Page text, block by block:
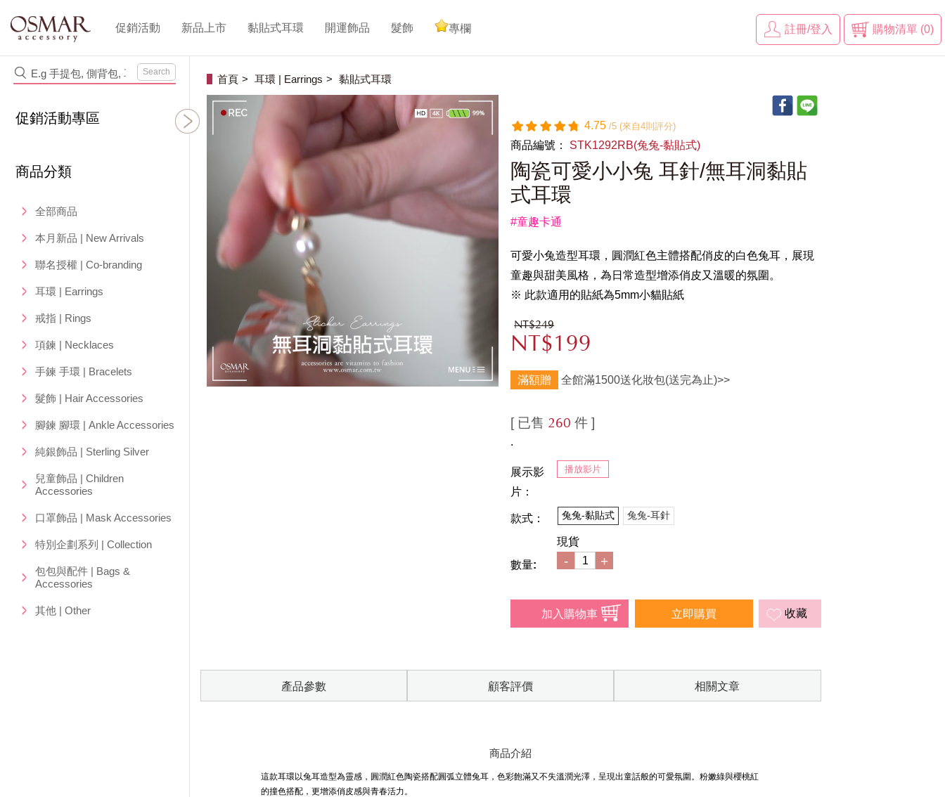
促銷活動 新品上市 黏貼式耳環 開運飾品 髮飾 專欄 購物清單 (0)
註冊/登入
Search
促銷活動專區
商品分類
全部商品
本月新品 | New Arrivals
聯名授權 | Co-branding
耳環 | Earrings
戒指 | Rings
項鍊 | Necklaces
手鍊 手環 | Bracelets
髮飾 | Hair Accessories
腳鍊 腳環 | Ankle Accessories
純銀飾品 | Sterling Silver
兒童飾品 | Children
Accessories
口罩飾品 | Mask Accessories
特別企劃系列 | Collection
包包與配件 | Bags &
Accessories
其他 | Other
首頁 耳環 | Earrings 黏貼式耳環
4.75/5 (來自4則評分)
商品編號： STK1292RB(兔兔-黏貼式)
陶瓷可愛小小兔 耳針/無耳洞黏貼
式耳環
#童趣卡通
可愛小兔造型耳環，圓潤紅色主體搭配俏皮的白色兔耳，展現
童趣與甜美風格，為日常造型增添俏皮又溫暖的氛圍。
※ 此款適用的貼紙為5mm小貓貼紙
NT$249
NT$199
滿額贈 全館滿1500送化妝包(送完為止)>>
[ 已售 260 件 ]
.
展示影
片：
播放影片
款式： 兔兔-黏貼式 兔兔-耳針
現貨
數量:
- +
收藏
產品參數 顧客評價 相關文章
商品介紹
這款耳環以兔耳造型為靈感，圓潤紅色陶瓷搭配圓弧立體兔耳，色彩飽滿又不失溫潤光澤，呈現出童話般的可愛氛圍。粉嫩綠與櫻桃紅
的撞色搭配，更增添俏皮感與青春活力。